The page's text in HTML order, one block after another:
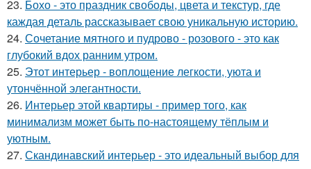
23. Бохо - это праздник свободы, цвета и текстур, где
каждая деталь рассказывает свою уникальную историю.
24. Сочетание мятного и пудрово - розового - это как
глубокий вдох ранним утром.
25. Этот интерьер - воплощение легкости, уюта и
утончённой элегантности.
26. Интерьер этой квартиры - пример того, как
минимализм может быть по-настоящему тёплым и
уютным.
27. Скандинавский интерьер - это идеальный выбор для